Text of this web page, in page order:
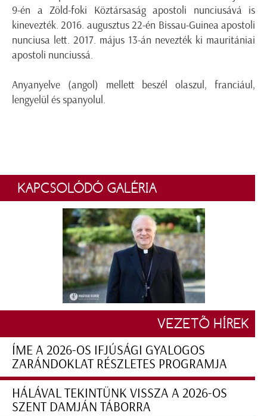
9-én a Zöld-foki Köztársaság apostoli nunciusává is
kinevezték. 2016. augusztus 22-én Bissau-Guinea apostoli
nunciusa lett. 2017. május 13-án nevezték ki mauritániai
apostoli nunciussá.
Anyanyelve (angol) mellett beszél olaszul, franciául,
lengyelül és spanyolul.
KAPCSOLÓDÓ GALÉRIA
VEZETŐ HÍREK
ÍME A 2026-OS IFJÚSÁGI GYALOGOS
ZARÁNDOKLAT RÉSZLETES PROGRAMJA
HÁLÁVAL TEKINTÜNK VISSZA A 2026-OS
SZENT DAMJÁN TÁBORRA